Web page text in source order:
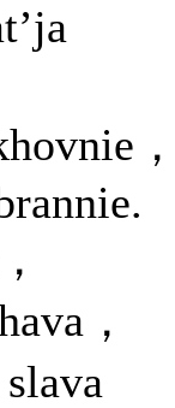
，